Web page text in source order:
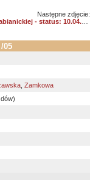
Następne zdjęcie:
- status: 10.04.2023 r. /04
05
Zamkowa